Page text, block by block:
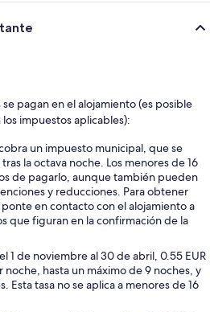
pagan en el alojamiento (es posible
impuestos aplicables):
un impuesto municipal, que se
la octava noche. Los menores de 16
de pagarlo, aunque también pueden
y reducciones. Para obtener
en contacto con el alojamiento a
que figuran en la confirmación de la
1 de noviembre al 30 de abril, 0.55 EUR
noche, hasta un máximo de 9 noches, y
Esta tasa no se aplica a menores de 16